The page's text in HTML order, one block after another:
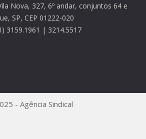
Nova, 327, 6º andar, conjuntos 64 e
SP, CEP 01222-020
3159.1961 | 3214.5517
- Agência Sindical